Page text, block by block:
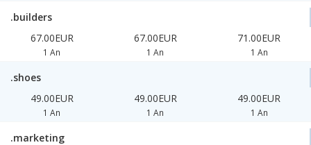
.builders
67.00EUR
1 An
67.00EUR
1 An
71.00EUR
1 An
.shoes
49.00EUR
1 An
49.00EUR
1 An
49.00EUR
1 An
.marketing